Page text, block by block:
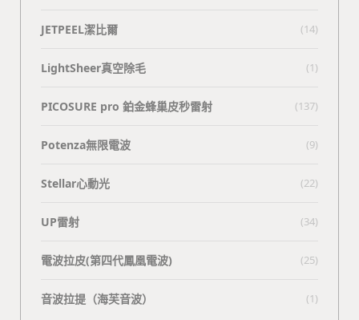
JETPEEL潔比爾 (14)
LightSheer真空除毛 (1)
PICOSURE pro 鉑金蜂巢皮秒雷射 (137)
Potenza無限電波 (9)
Stellar心動光 (22)
UP雷射 (34)
電波拉皮(第四代鳳凰電波) (25)
⾳波拉提（海芙⾳波） (1)